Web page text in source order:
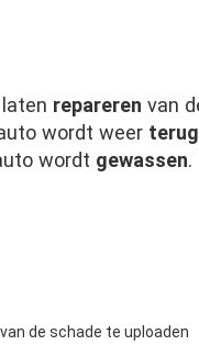
repareren van
wordt weer
wordt gewassen.
de schade te uploaden